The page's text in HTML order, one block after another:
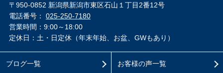
〒950-0852 新潟県新潟市東区石山１丁目2番12号
電話番号： 025-250-7180
営業時間：9:00～18:00
定休日：土・日定休（年末年始、お盆、GWもあり）
ブログ一覧 お客様の声一覧